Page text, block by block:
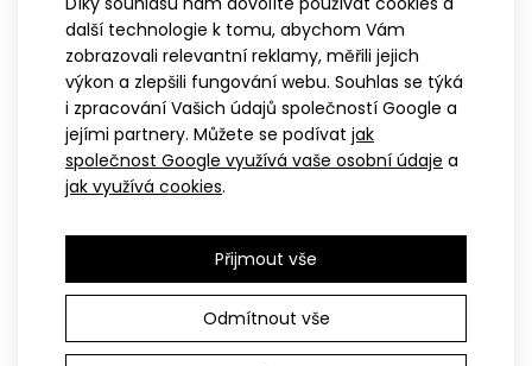
další technologie k tomu, abychom Vám
zobrazovali relevantní reklamy, měřili jejich
výkon a zlepšili fungování webu. Souhlas se týká
i zpracování Vašich údajů společností Google a
jejími partnery. Můžete se podívat jak
společnost Google využívá vaše osobní údaje a
jak využívá cookies.
Přijmout vše
Odmítnout vše
bunda s kapucí VIJA poskytuje všestranné využit..
Zobrazuji 1 až 8 z 8 (celkem stran 1)
S SPORT
Pokud sportem začínáte a nevíte, co na
sebe, tak kategorie SPORT je přesně pro
výkon. Oblečení je vhodné jak pro úplné
začátečníky, tak pro hobíky, kteří objedou
pouze pár závodů za sezónu.